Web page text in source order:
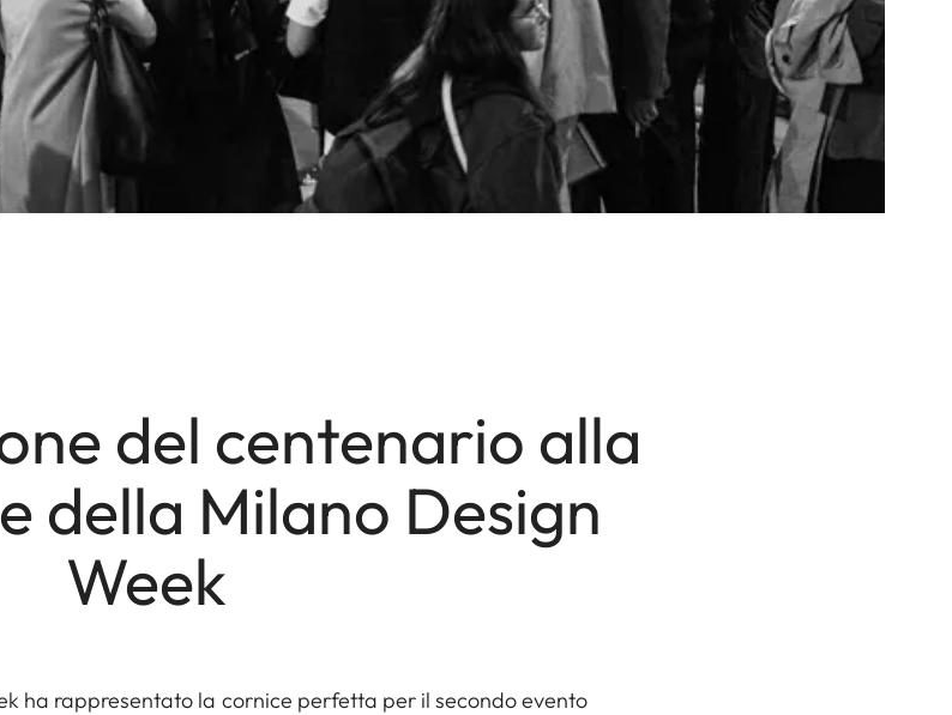
del centenario alla
della Milano Design
Week
ha rappresentato la cornice perfetta per il secondo evento